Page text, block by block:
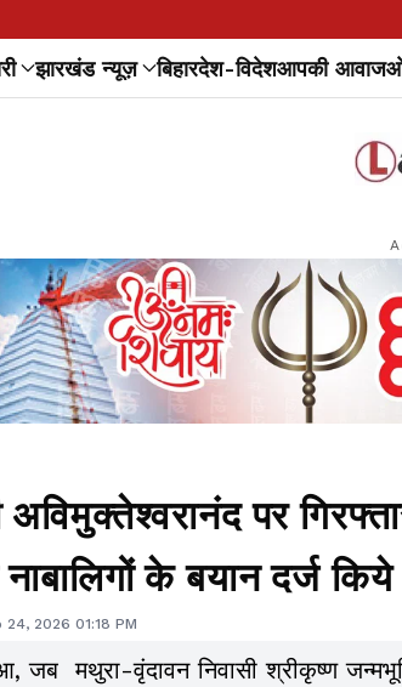
झारखंड न्यूज़ बिहारदेश-विदेशआपकी आवाज
अविमुक्तेश्वरानंद पर
के बयान दर्ज किये
24, 2026 01:18 PM
जब मथुरा-वृंदावन निवासी श्रीकृष्ण